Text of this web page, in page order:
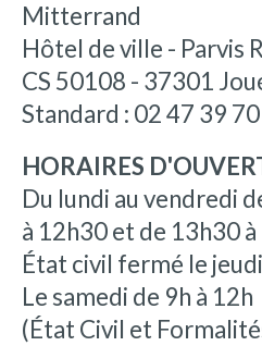
Mitterrand
Hôtel de ville - Parvis
CS 50108 - 37301
Standard : 02 47 39
HORAIRES
Du lundi au vendredi
à 12h30 et de 13h30 à
État civil fermé le
Le samedi de 9h à 12h
(État Civil et